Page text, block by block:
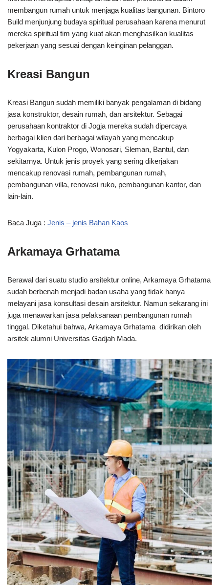
membangun rumah untuk menjaga kualitas bangunan. Bintoro
Build menjunjung budaya spiritual perusahaan karena menurut
mereka spiritual tim yang kuat akan menghasilkan kualitas
pekerjaan yang sesuai dengan keinginan pelanggan.
Kreasi Bangun
Kreasi Bangun sudah memiliki banyak pengalaman di bidang
jasa konstruktor, desain rumah, dan arsitektur. Sebagai
perusahaan kontraktor di Jogja mereka sudah dipercaya
berbagai klien dari berbagai wilayah yang mencakup
Yogyakarta, Kulon Progo, Wonosari, Sleman, Bantul, dan
sekitarnya. Untuk jenis proyek yang sering dikerjakan
mencakup renovasi rumah, pembangunan rumah,
pembangunan villa, renovasi ruko, pembangunan kantor, dan
lain-lain.
Baca Juga : Jenis – jenis Bahan Kaos
Arkamaya Grhatama
Berawal dari suatu studio arsitektur online, Arkamaya Grhatama
sudah berbenah menjadi badan usaha yang tidak hanya
melayani jasa konsultasi desain arsitektur. Namun sekarang ini
juga menawarkan jasa pelaksanaan pembangunan rumah
tinggal. Diketahui bahwa, Arkamaya Grhatama didirikan oleh
arsitek alumni Universitas Gadjah Mada.